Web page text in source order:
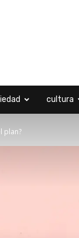
cultura
plan?